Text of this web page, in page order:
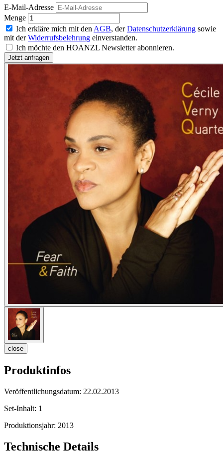
E-Mail-Adresse
Menge
Ich erkläre mich mit den AGB, derDatenschutzerklärung sowie
mit derWiderrufsbelehrung einverstanden.
Ich möchte den HOANZL Newsletter abonnieren.
close
Produktinfos
Veröffentlichungsdatum: 22.02.2013
Set-Inhalt: 1
Produktionsjahr: 2013
Technische Details